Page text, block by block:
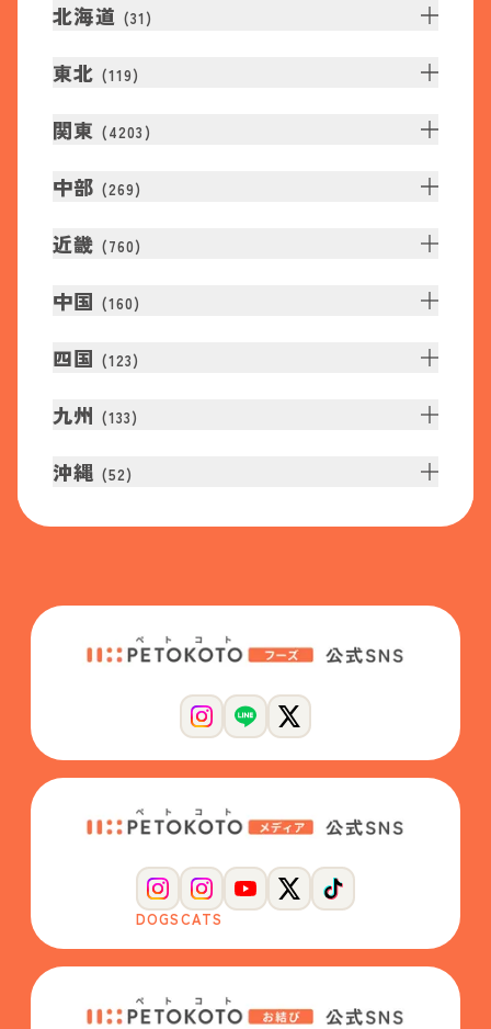
北海道 (31 )
東北 (119)
関東 (4203 )
中部 (269)
近畿 (760)
中国 (160)
四国 (123)
九州 (133)
沖縄 (52)
DOGSCATS